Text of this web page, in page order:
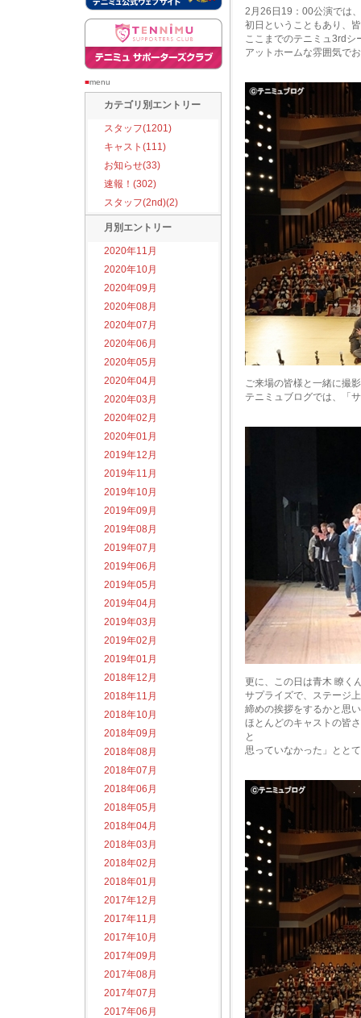
■menu
カテゴリ別エントリー
スタッフ(1201)
キャスト(111)
お知らせ(33)
速報！(302)
スタッフ(2nd)(2)
月別エントリー
2020年11月
2020年10月
2020年09月
2020年08月
2020年07月
2020年06月
2020年05月
2020年04月
2020年03月
2020年02月
2020年01月
2019年12月
2019年11月
2019年10月
2019年09月
2019年08月
2019年07月
2019年06月
2019年05月
2019年04月
2019年03月
2019年02月
2019年01月
2018年12月
2018年11月
2018年10月
2018年09月
2018年08月
2018年07月
2018年06月
2018年05月
2018年04月
2018年03月
2018年02月
2018年01月
2017年12月
2017年11月
2017年10月
2017年09月
2017年08月
2017年07月
2017年06月
2月26日19：00公演では
初日ということもあり、
ここまでのテニミュ3rdシ
アットホームな雰囲気で
ご来場の皆様と一緒に撮
テニミュブログでは、「
更に、この日は青木 瞭く
サプライズで、ステージ
締めの挨拶をするかと思
ほとんどのキャストの皆
と
思っていなかった」とと